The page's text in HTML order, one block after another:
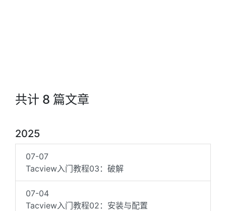
共计 8 篇文章
2025
07-07
Tacview入门教程03：破解
07-04
Tacview入门教程02：安装与配置